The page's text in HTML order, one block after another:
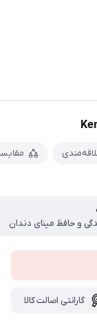
و حافظ مینای دندان
گارانتی اصالت کالا